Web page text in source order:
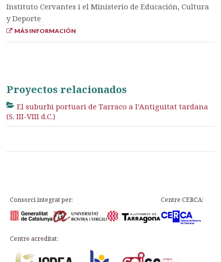
Instituto Cervantes i el Ministerio de Educación, Cultura
y Deporte
MÁS INFORMACIÓN
Proyectos relacionados
El suburbi portuari de Tarraco a l’Antiguitat tardana
(S. III-VIII d.C.)
Consorci integrat per: Centre CERCA:
Centre acreditat: